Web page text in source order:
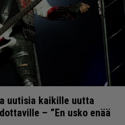
uutisia kaikille uutta
– ”En usko enää